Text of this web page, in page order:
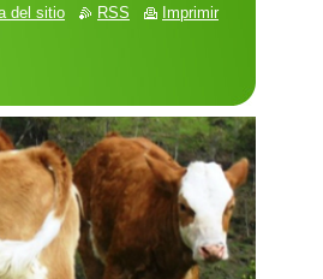
del sitio RSS Imprimir